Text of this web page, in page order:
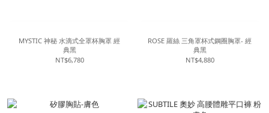
MYSTIC 神秘 水滴式全罩杯胸罩 經
典黑
NT$6,780
ROSE 羅絲 三角罩杯式鋼圈胸罩- 經
典黑
NT$4,880